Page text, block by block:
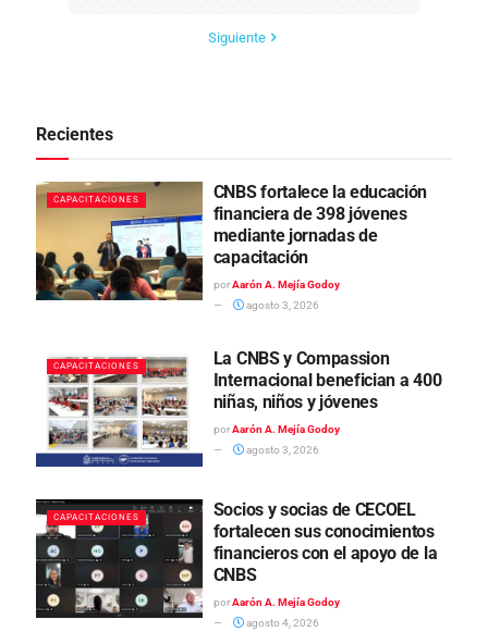
Siguiente
Recientes
CAPACITACIONES
CNBS fortalece la educación
financiera de 398 jóvenes
mediante jornadas de
capacitación
por Aarón A. Mejía Godoy
agosto 3, 2026
CAPACITACIONES
La CNBS y Compassion
Internacional benefician a 400
niñas, niños y jóvenes
por Aarón A. Mejía Godoy
agosto 3, 2026
CAPACITACIONES
Socios y socias de CECOEL
fortalecen sus conocimientos
financieros con el apoyo de la
CNBS
por Aarón A. Mejía Godoy
agosto 4, 2026